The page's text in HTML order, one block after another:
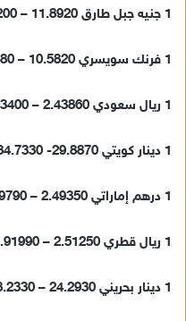
ي
1 جنيه جبل طارق 11.8920 – 13.8200
1 فرنك سويسري 10.5820 – 12.2980
1 ريال سعودي 2.43860 – 2.83400
1 دينار كويتي 29.8870- 34.7330
1 درهم إماراتي 2.49350 – 2.89790
1 ريال قطري 2.51250 – 2.91990
1 دينار بحريني 24.2930 – 28.2330 100 ين ياباني 6.01680 – 6.99240